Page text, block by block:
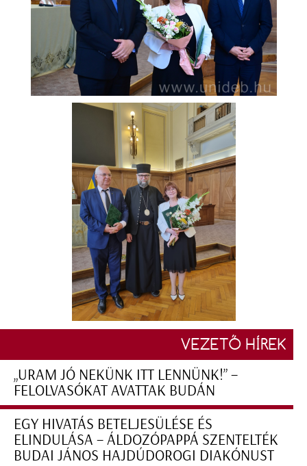
VEZETŐ HÍREK
„URAM JÓ NEKÜNK ITT LENNÜNK!” –
FELOLVASÓKAT AVATTAK BUDÁN
EGY HIVATÁS BETELJESÜLÉSE ÉS
ELINDULÁSA – ÁLDOZÓPAPPÁ SZENTELTÉK
BUDAI JÁNOS HAJDÚDOROGI DIAKÓNUST